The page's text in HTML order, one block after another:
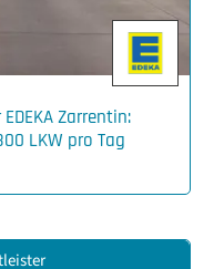
Zarrentin:
LKW pro Tag